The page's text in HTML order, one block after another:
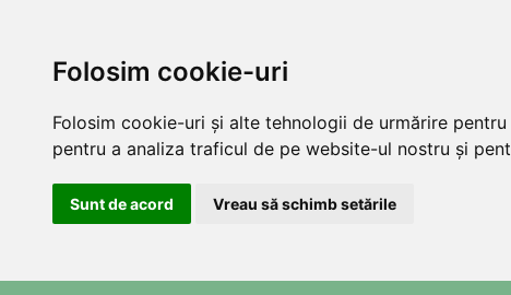
Folosim cookie-uri
Folosim cookie-uri și alte tehnologii de urmărire
pentru a analiza traficul de pe website-ul nostru și
Sunt de acord Vreau să schimb setările